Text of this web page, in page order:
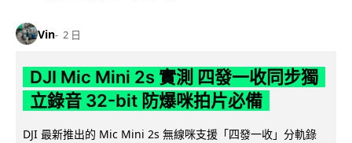
Vin 2 日
DJI Mic Mini 2s 實測 四發一收同步獨
立錄音 32-bit 防爆咪拍片必備
DJI 最新推出的 Mic Mini 2s 無線咪支援「四發一收」分軌錄